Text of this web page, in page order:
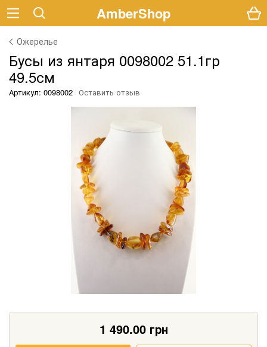
Ожерелье
Бусы из янтаря 0098002 51.1гр
49.5см
Артикул: 0098002 Оставить отзыв
1 490.00грн
AmberShop